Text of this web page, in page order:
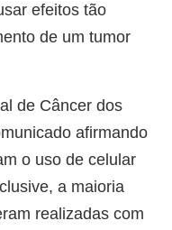
efeitos tão
de um tumor
de Câncer dos
afirmando
o uso de celular
a maioria
realizadas com